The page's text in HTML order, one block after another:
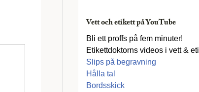
Vett och etikett på YouTube
Bli ett proffs på fem minuter!
Etikettdoktorns videos i vett &
Slips på begravning
Hålla tal
Bordsskick